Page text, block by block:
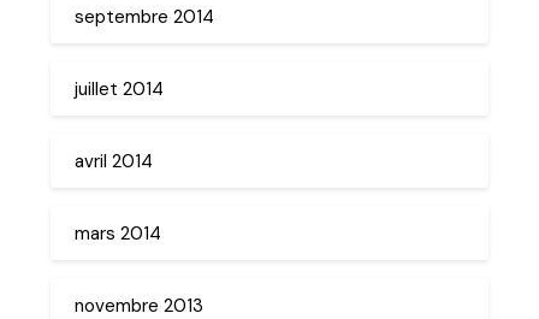
septembre 2014
juillet 2014
avril 2014
mars 2014
novembre 2013